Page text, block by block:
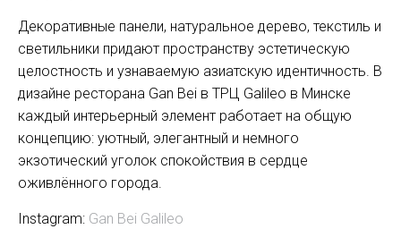
Декоративные панели, натуральное дерево, текстиль и
светильники придают пространству эстетическую
целостность и узнаваемую азиатскую идентичность. В
дизайне ресторана Gan Bei в ТРЦ Galileo в Минске
каждый интерьерный элемент работает на общую
концепцию: уютный, элегантный и немного
экзотический уголок спокойствия в сердце
оживлённого города.
Instagram: Gan Bei Galileo